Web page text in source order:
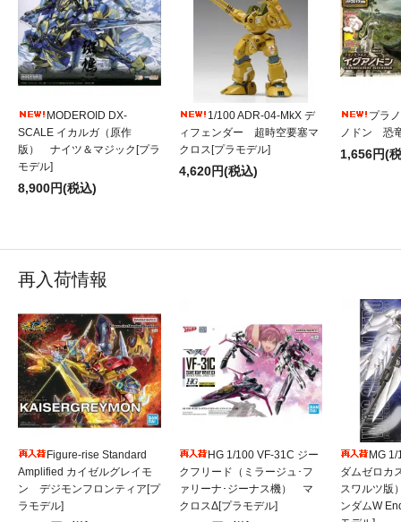
MODEROID DX-
SCALE イカルガ（原作
版） ナイツ＆マジック[プラ
モデル]
8,900円(税込)
1/100 ADR-04-MkX デ
ィフェンダー 超時空要塞マ
クロス[プラモデル]
4,620円(税込)
プラ
ノドン 恐
1,656円(
再入荷情報
Figure-rise Standard
Amplified カイゼルグレイモ
ン デジモンフロンティア[プ
ラモデル]
HG 1/100 VF-31C ジー
クフリード（ミラージュ･フ
ァリーナ･ジーナス機） マ
クロスΔ[プラモデル]
MG
ダムゼロカ
スワルツ版
ンダムW